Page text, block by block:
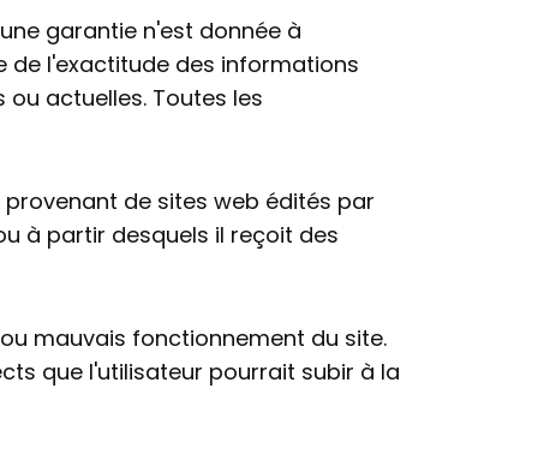
garantie n'est donnée à
de l'exactitude des informations
actuelles. Toutes les
de sites web édités par
à partir desquels il reçoit des
mauvais fonctionnement du site.
que l'utilisateur pourrait subir à la